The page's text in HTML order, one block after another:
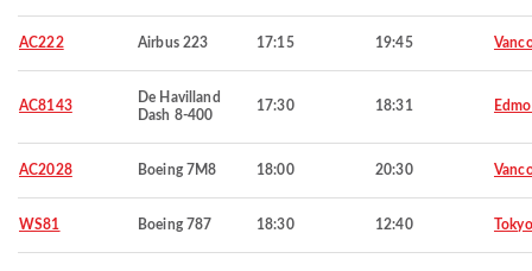
AC222 Airbus 223 17:15 19:45
AC8143
De Havilland
Dash 8-400
17:30 18:31
AC2028 Boeing 7M8 18:00 20:30
WS81 Boeing 787 18:30 12:40 Tokyo